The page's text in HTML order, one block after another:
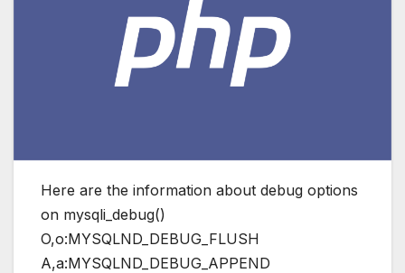
Here are the information about debug options
on mysqli_debug()
O,o:MYSQLND_DEBUG_FLUSH
A,a:MYSQLND_DEBUG_APPEND